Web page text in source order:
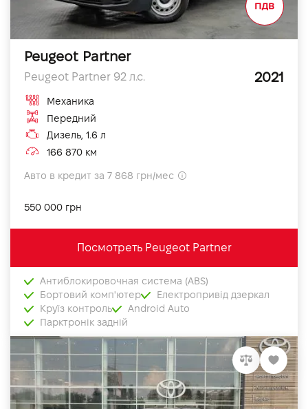
Peugeot Partner
Peugeot Partner 92 л.с. 2021
Механика
Передний
Дизель, 1.6 л
166 870 км
Авто в кредит за 7 868 грн/мес
550 000 грн
Посмотреть Peugeot Partner
Антиблокировочная система (ABS)
Бортовий комп'ютер
Електропривід дзеркал
Круїз контроль
Android Auto
Парктронік задній